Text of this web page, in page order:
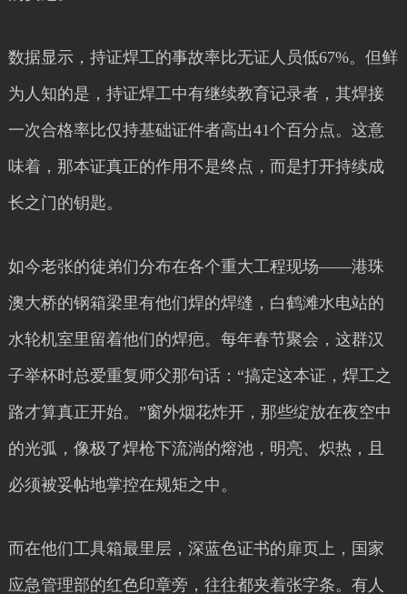
数据显示，持证焊工的事故率比无证人员低67%。但鲜
为人知的是，持证焊工中有继续教育记录者，其焊接
一次合格率比仅持基础证件者高出41个百分点。这意
味着，那本证真正的作用不是终点，而是打开持续成
长之门的钥匙。
如今老张的徒弟们分布在各个重大工程现场——港珠
澳大桥的钢箱梁里有他们焊的焊缝，白鹤滩水电站的
水轮机室里留着他们的焊疤。每年春节聚会，这群汉
子举杯时总爱重复师父那句话：“搞定这本证，焊工之
路才算真正开始。”窗外烟花炸开，那些绽放在夜空中
的光弧，像极了焊枪下流淌的熔池，明亮、炽热，且
必须被妥帖地掌控在规矩之中。
而在他们工具箱最里层，深蓝色证书的扉页上，国家
应急管理部的红色印章旁，往往都夹着张字条。有人